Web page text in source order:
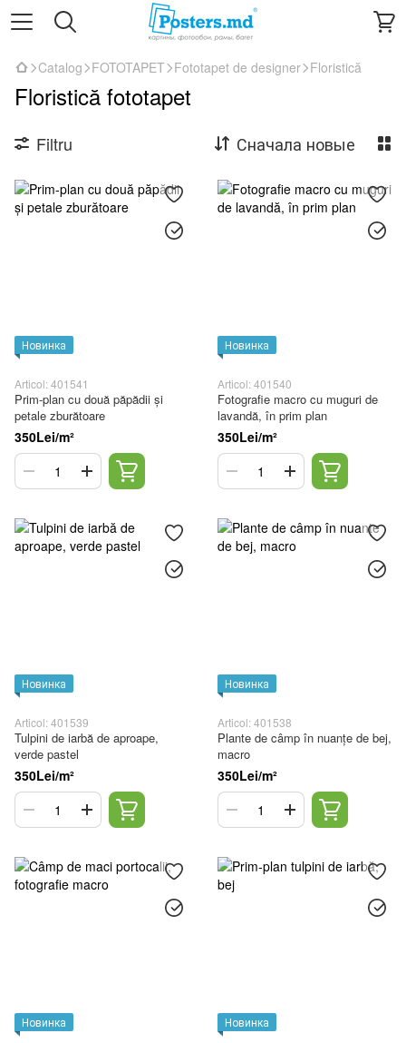
Catalog FOTOTAPET Fototapet de designer Floristică
Floristică fototapet
Filtru Сначала новые
Новинка
Articol: 401541
Prim-plan cu două păpădii și
petale zburătoare
350Lei/m²
Новинка
Articol: 401540
Fotografie macro cu muguri de
lavandă, în prim plan
350Lei/m²
Новинка
Articol: 401539
Tulpini de iarbă de aproape,
verde pastel
350Lei/m²
Новинка
Articol: 401538
Plante de câmp în nuanțe de bej,
macro
350Lei/m²
Новинка Новинка